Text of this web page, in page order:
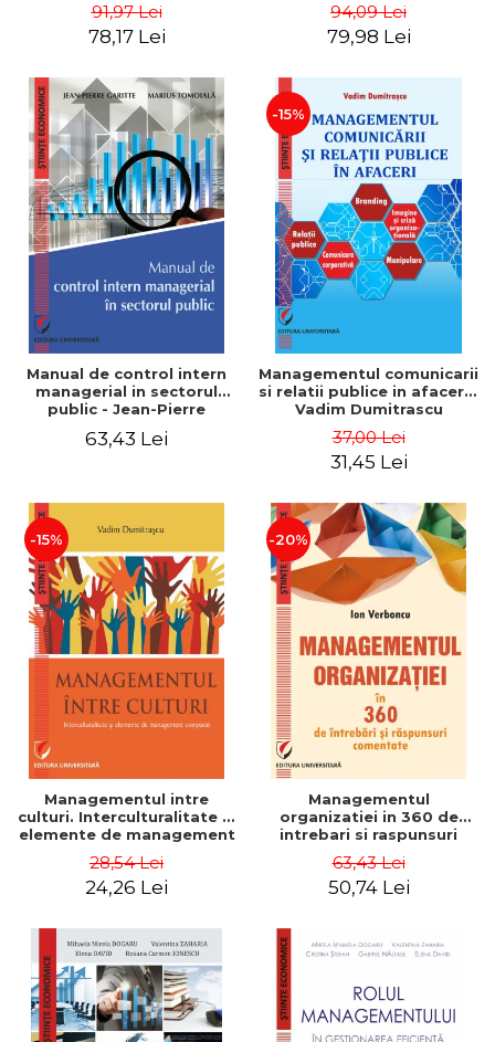
91,97 Lei
78,17 Lei
Nicolescu, Ciprian
Nicolescu
94,09 Lei
79,98 Lei
Manual de control intern
managerial in sectorul
public - Jean-Pierre
63,43 Lei
-15%
Managementul comunicarii
si relatii publice in afaceri -
Vadim Dumitrascu
37,00 Lei
31,45 Lei
-15%
Managementul intre
culturi. Interculturalitate si
elemente de management
Dumitrascu
28,54 Lei
24,26 Lei
-20%
Managementul
organizatiei in 360 de
intrebari si raspunsuri
63,43 Lei
50,74 Lei